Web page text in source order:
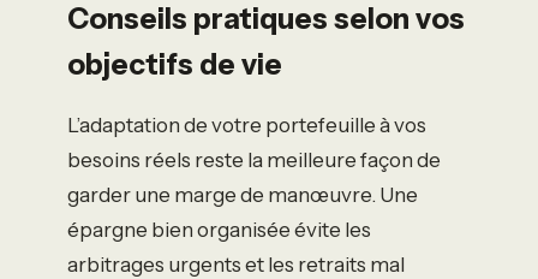
Conseils pratiques selon vos
objectifs de vie
L’adaptation de votre portefeuille à vos
besoins réels reste la meilleure façon de
garder une marge de manœuvre. Une
épargne bien organisée évite les
arbitrages urgents et les retraits mal